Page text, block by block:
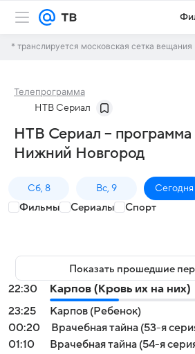
* транслируется московская сетка вещания
Телепрограмма
НТВ Сериал
НТВ Сериал – программа
Нижний Новгород
Сб, 8 Вс, 9 Сегодня
Фильмы Сериалы Спорт
Показать прошедшие
22:30
Карпов (Кровь их на них)
23:25
Карпов (Ребенок)
00:20
Врачебная тайна (53-я
01:10
Врачебная тайна (54-я